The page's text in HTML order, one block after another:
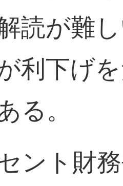
読が難
利下げ
る。
ント財